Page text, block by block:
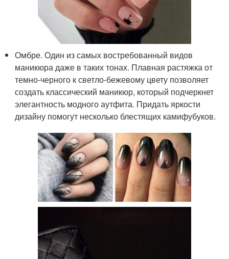
Омбре. Один из самых востребованный видов
маникюра даже в таких тонах. Плавная растяжка от
темно-черного к светло-бежевому цвету позволяет
создать классический маникюр, который подчеркнет
элегантность модного аутфита. Придать яркости
дизайну помогут несколько блестящих камифубуков.